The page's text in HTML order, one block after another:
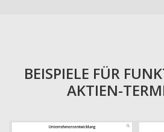
BEISPIELE FÜR
AKTIEN-